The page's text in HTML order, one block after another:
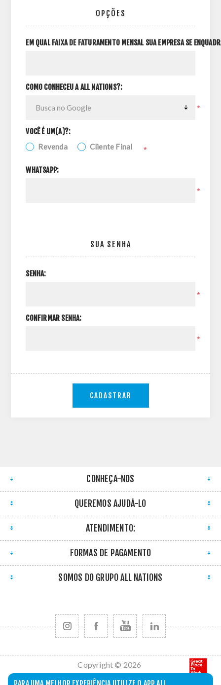
OPÇÕES
EM QUAL FAIXA DE FATURAMENTO MENSAL SUA EMPRESA SE
COMO CONHECEU A ALL NATIONS?:
*
VOCÊ É UM(A)?:
Revenda Cliente Final *
WHATSAPP:
*
SUA SENHA
SENHA:
*
CONFIRMAR SENHA:
*
CADASTRAR
CONHEÇA-NOS
QUEREMOS AJUDÁ-LO
ATENDIMENTO:
FORMAS DE PAGAMENTO
SOMOS DO GRUPO ALL NATIONS
Copyright © 2026
All Nations. Todos